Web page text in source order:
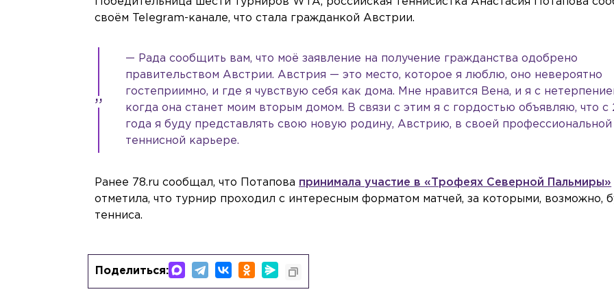
своём Telegram-канале, что стала гражданкой Австрии.
— Рада сообщить вам, что моё заявление на получение гражданства одобрено
правительством Австрии. Австрия — это место, которое я люблю, оно невероятно
гостеприимно, и где я чувствую себя как дома. Мне нравится Вена, и я с
когда она станет моим вторым домом. В связи с этим я с гордостью объявляю, что с
года я буду представлять свою новую родину, Австрию, в своей профессиональной
теннисной карьере.
Ранее 78.ru сообщал, что Потапова принимала участие в «Трофеях Северной Пальмиры»
отметила, что турнир проходил с интересным форматом матчей, за которыми, возможно,
тенниса.
Поделиться: